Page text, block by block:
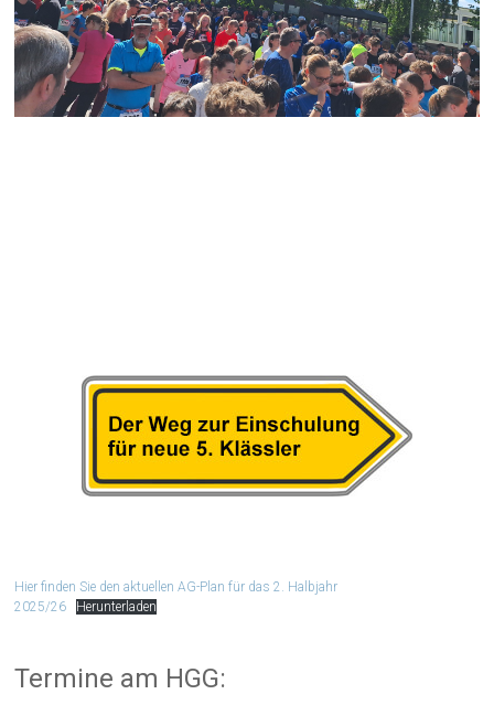
Hier finden Sie den aktuellen AG-Plan für das 2. Halbjahr
2025/26
Herunterladen
Termine am HGG: